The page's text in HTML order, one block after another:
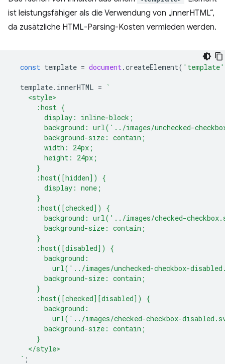
ist leistungsfähiger als die Verwendung von „innerHTML“,
da zusätzliche HTML-Parsing-Kosten vermieden werden.
const template = document.createElement( 'template'
template. innerHTML =
`
    <style>
      :host {
        display: inline-block;
background: url('../images/unchecked-
        background-size: contain;
        width: 24px;
        height: 24px;
      }
      :host([hidden]) {
        display: none;
      }
      :host([checked]) {
background: url('../images/checked-
        background-size: contain;
      }
      :host([disabled]) {
        background:
url('../images/unchecked-checkbox-
        background-size: contain;
      }
      :host([checked][disabled]) {
        background:
url('../images/checked-checkbox-
        background-size: contain;
      }
    </style>
  `
;